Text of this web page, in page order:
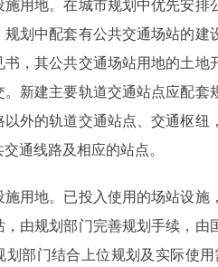
地。在城市规划中优先安排
规划中配套有公共交通场站的
书，其公共交通场站用地的土
。新建主要轨道交通站点应配
以外的轨道交通站点、交通枢
通线路及相应的站点。
地。已投入使用的场站设施
，由规划部门完善规划手续，
划部门结合上位规划及实际使